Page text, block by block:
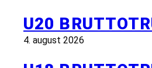
U20
4. august 2026